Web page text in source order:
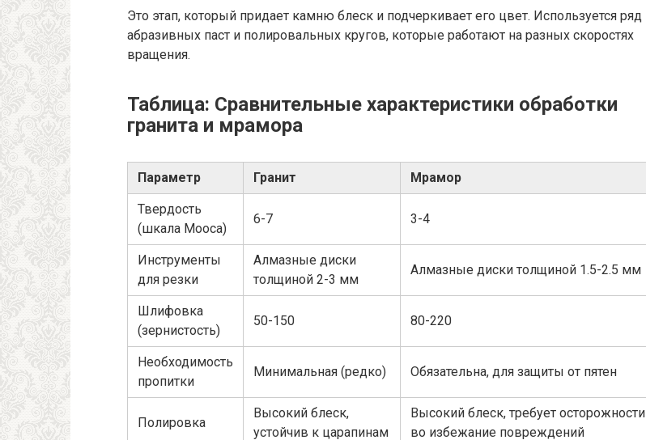
Это этап, который придает камню блеск и подчеркивает его цвет. Используется ряд
абразивных паст и полировальных кругов, которые работают на разных скоростях
вращения.
Таблица: Сравнительные характеристики обработки
гранита и мрамора
Параметр Гранит Мрамор
Твердость
(шкала Мооса)
6-7 3-4
Инструменты
для резки
Алмазные диски
толщиной 2-3 мм
Алмазные диски толщиной 1.5-2.5 мм
Шлифовка
(зернистость)
50-150 80-220
Необходимость
пропитки
Минимальная (редко) Обязательна, для защиты от пятен
Полировка
Высокий блеск,
устойчив к царапинам
Высокий блеск, требует осторожности
во избежание повреждений